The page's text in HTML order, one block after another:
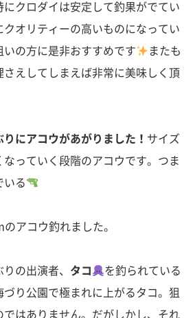
クロダイは安定して釣果がでてい
オリティーの高いものになってい
の方に是非おすすめです
またも
えしてしまえば非常に美味しく頂
にアコウがあがりました！ サイズ
っていく段階のアコウです。つま
いる
アコウ釣れました。
の出演者、 タコ
を釣られている
り公園で極まれに上がるタコ。狙
はありません。だがしかし、それ